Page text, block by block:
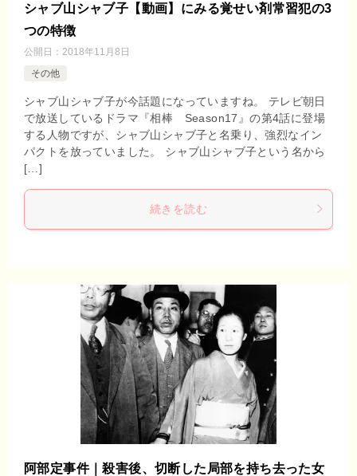
シャブ山シャブ子【動画】にみる覚せい剤常習犯の3
つの特徴
公開日： 2018年11月8日
その他
シャブ山シャブ子が今話題になっていますね。 テレビ朝日
で放送しているドラマ『相棒 Season17』の第4話に登場
する人物ですが、シャブ山シャブ子と名乗り、強烈なイン
パクトを放っていました。 シャブ山シャブ子という名から
[…]
続きを読む
阿部定事件｜殺害後、切断した局部を持ち去った女